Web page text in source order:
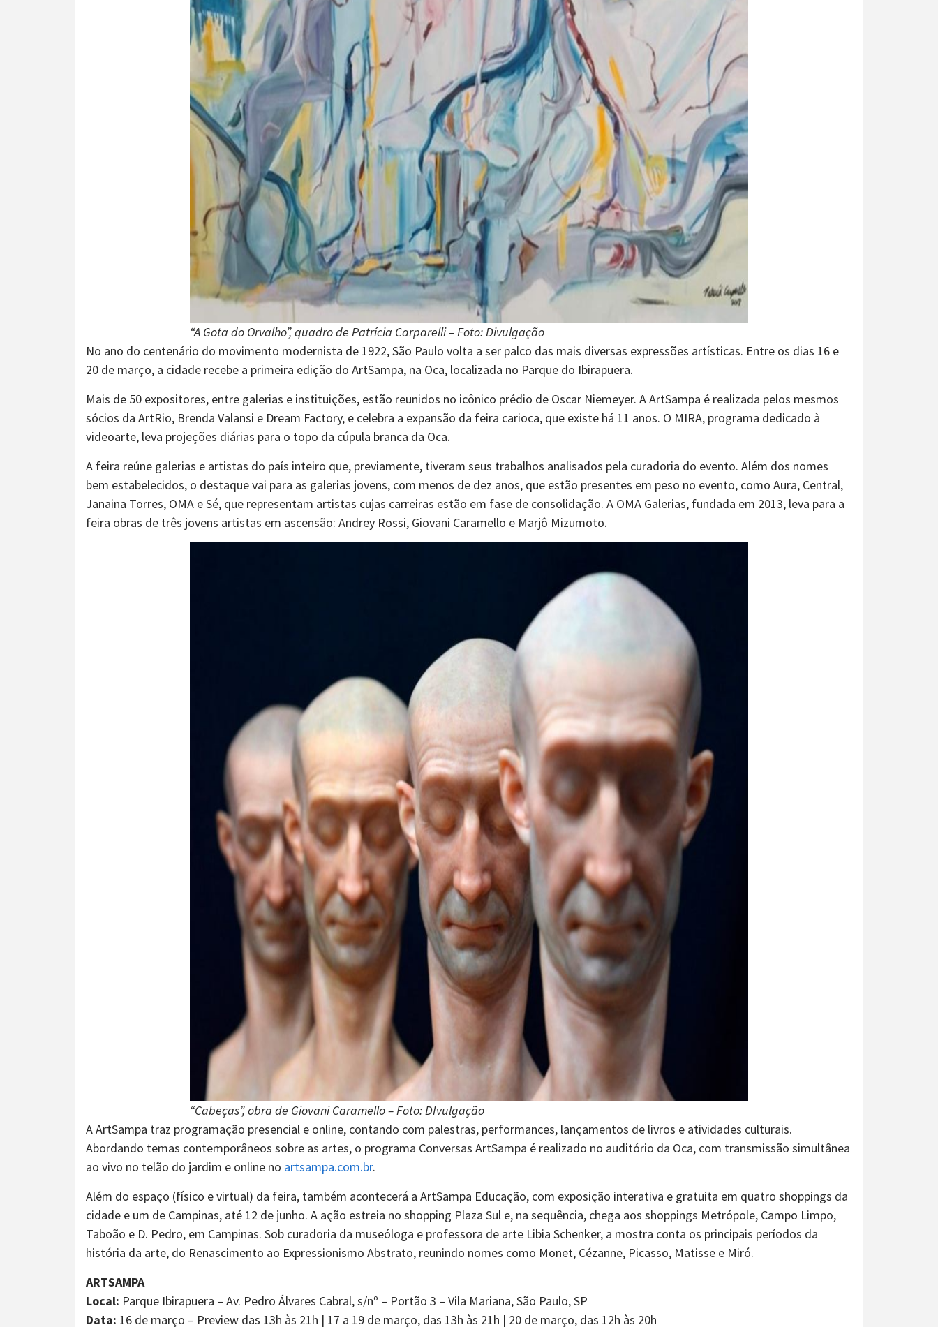
“A Gota do Orvalho”, quadro de Patrícia Carparelli– Foto: Divulgação
No ano do centenário do movimento modernista de 1922, São Paulo volta a ser palco das mais diversas expressões artísticas. Entre os dias 16 e
20 de março, a cidade recebe a primeira edição do ArtSampa, na Oca, localizada no Parque do Ibirapuera.
Mais de 50 expositores, entre galerias e instituições, estão reunidos no icônico prédio de Oscar Niemeyer. A ArtSampa é realizada pelos mesmos
sócios da ArtRio, Brenda Valansi e Dream Factory, e celebra a expansão da feira carioca, que existe há 11 anos. O MIRA, programa dedicado à
videoarte, leva projeções diárias para o topo da cúpula branca da Oca.
A feira reúne galerias e artistas do país inteiro que, previamente, tiveram seus trabalhos analisados pela curadoria do evento. Além dos nomes
bem estabelecidos, o destaque vai para as galerias jovens, com menos de dez anos, que estão presentes em peso no evento, como Aura, Central,
Janaina Torres, OMA e Sé, que representam artistas cujas carreiras estão em fase de consolidação. A OMA Galerias, fundada em 2013, leva para a
feira obras de três jovens artistas em ascensão: Andrey Rossi, Giovani Caramello e Marjô Mizumoto.
“Cabeças”, obra de Giovani Caramello – Foto: DIvulgação
A ArtSampa traz programação presencial e online, contando com palestras, performances, lançamentos de livros e atividades culturais.
Abordando temas contemporâneos sobre as artes, o programa Conversas ArtSampa é realizado no auditório da Oca, com transmissão simultânea
ao vivo no telão do jardim e online no artsampa.com.br.
Além do espaço (físico e virtual) da feira, também acontecerá a ArtSampa Educação, com exposição interativa e gratuita em quatro shoppings da
cidade e um de Campinas, até 12 de junho. A ação estreia no shopping Plaza Sul e, na sequência, chega aos shoppings Metrópole, Campo Limpo,
Taboão e D. Pedro, em Campinas. Sob curadoria da museóloga e professora de arte Libia Schenker, a mostra conta os principais períodos da
história da arte, do Renascimento ao Expressionismo Abstrato, reunindo nomes como Monet, Cézanne, Picasso, Matisse e Miró.
ARTSAMPA
Local: Parque Ibirapuera – Av. Pedro Álvares Cabral, s/nº – Portão 3 – Vila Mariana, São Paulo, SP
Data: 16 de março – Preview das 13h às 21h | 17 a 19 de março, das 13h às 21h | 20 de março, das 12h às 20h